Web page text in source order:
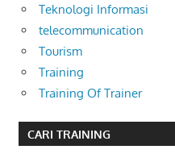
Teknologi Informasi
telecommunication
Tourism
Training
Training Of Trainer
CARI TRAINING